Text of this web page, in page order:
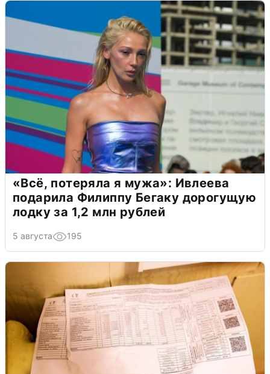
«Всё, потеряла я мужа»: Ивлеева
подарила Филиппу Бегаку дорогущую
лодку за 1,2 млн рублей
5 августа 195